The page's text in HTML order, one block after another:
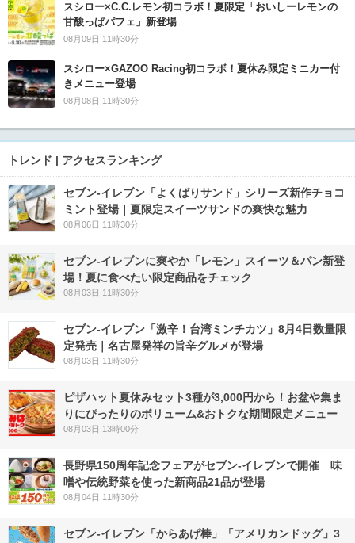
スシロー×C.C.レモン初コラボ！夏限定「おいしーレモンの
甘酸っぱパフェ」新登場
08月09日 11時30分
スシロー×GAZOO Racing初コラボ！夏休み限定ミニカー付
きメニュー登場
08月08日 11時30分
トレンド | アクセスランキング
セブン‐イレブン「よくばりサンド」シリーズ新作チョコ
ミント登場｜夏限定スイーツサンドの爽快な魅力
08月06日 11時30分
セブン‐イレブンに爽やか「レモン」スイーツ＆パン新登
場！夏に食べたい限定商品をチェック
08月03日 11時30分
セブン-イレブン「激辛！台湾ミンチカツ」8月4日数量限
定発売｜名古屋発祥の旨辛グルメが登場
08月03日 11時30分
ピザハット夏休みセット3種が3,000円から！お盆や集ま
りにぴったりのボリューム&おトクな期間限定メニュー
08月03日 13時00分
長野県150周年記念フェアがセブン-イレブンで開催 味
噌や伝統野菜を使った新商品21品が登場
08月04日 11時30分
セブン‐イレブン「からあげ棒」「アメリカンドッグ」3